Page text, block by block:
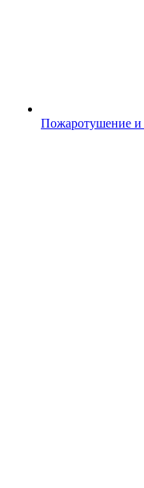
Пожаротушение и